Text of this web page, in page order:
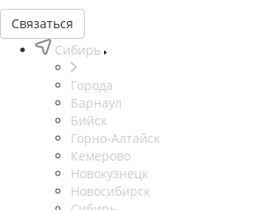
Связаться
Сибирь
Города
Барнаул
Бийск
Горно-Алтайск
Кемерово
Новокузнецк
Новосибирск